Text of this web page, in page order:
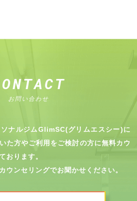
お問い合わせ
ナルジムGlimSC(グリムエスシー)に
た方やご利用をご検討の方に無料カウ
おります。
ウンセリングでお聞かせください。